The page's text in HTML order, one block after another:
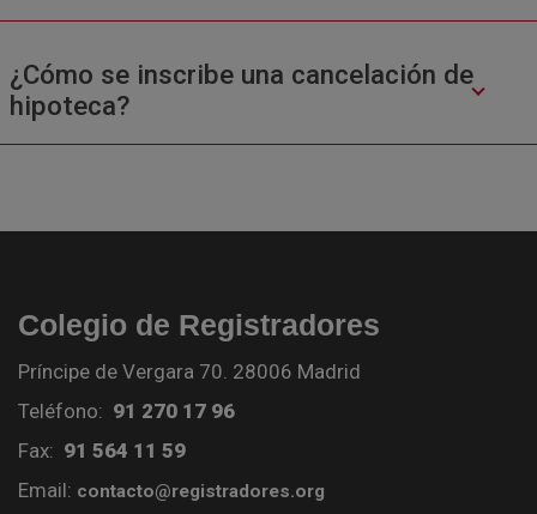
¿Cómo se inscribe una cancelación de
hipoteca?
Colegio de Registradores
Príncipe de Vergara 70. 28006 Madrid
Teléfono: 91 270 17 96
Fax: 91 564 11 59
Email: contacto@registradores.org